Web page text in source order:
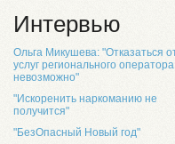
Интервью
Ольга Микушева: "Отказаться
услуг регионального оператора
невозможно"
"Искоренить наркоманию не
получится"
"БезОпасный Новый год"